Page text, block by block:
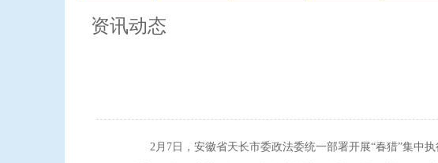
资讯动态
2月7日，安徽省天长市委政法委统一部署开展“春猎”集中执